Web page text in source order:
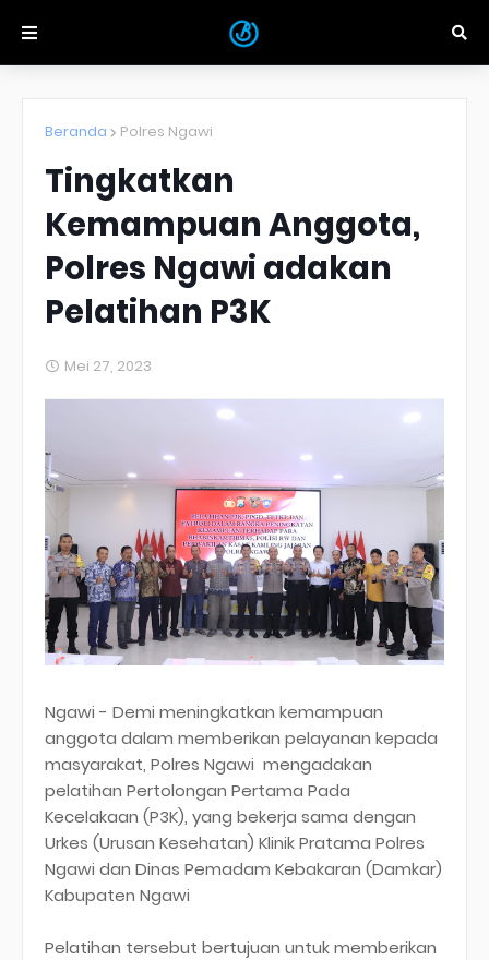
Beranda Polres Ngawi
Tingkatkan
Kemampuan Anggota,
Polres Ngawi adakan
Pelatihan P3K
Mei 27, 2023
Ngawi - Demi meningkatkan kemampuan
anggota dalam memberikan pelayanan kepada
masyarakat, Polres Ngawi mengadakan
pelatihan Pertolongan Pertama Pada
Kecelakaan (P3K), yang bekerja sama dengan
Urkes (Urusan Kesehatan) Klinik Pratama Polres
Ngawi dan Dinas Pemadam Kebakaran (Damkar)
Kabupaten Ngawi
Pelatihan tersebut bertujuan untuk memberikan